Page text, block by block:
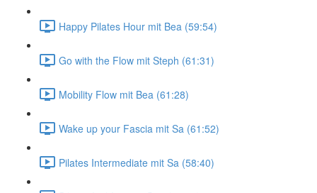
Happy Pilates Hour mit Bea (59:54)
Go with the Flow mit Steph (61:31)
Mobility Flow mit Bea (61:28)
Wake up your Fascia mit Sa (61:52)
Pilates Intermediate mit Sa (58:40)